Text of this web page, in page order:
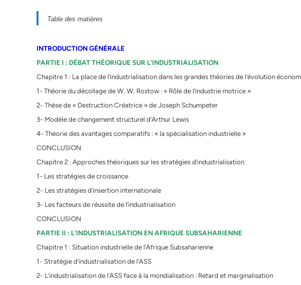
Table des matières
INTRODUCTION GÉNÉRALE
PARTIE I : DÉBAT THÉORIQUE SUR L’INDUSTRIALISATION
Chapitre 1 : La place de l’industrialisation dans les grandes théories de l’évolution
1- Théorie du décollage de W. W. Rostow : « Rôle de l’industrie motrice »
2- Thèse de « Destruction Créatrice » de Joseph Schumpeter
3- Modèle de changement structurel d’Arthur Lewis
4- Théorie des avantages comparatifs : « la spécialisation industrielle »
CONCLUSION
Chapitre 2 : Approches théoriques sur les stratégies d’industrialisation
1- Les stratégies de croissance
2- Les stratégies d’insertion internationale
3- Les facteurs de réussite de l’industrialisation
CONCLUSION
PARTIE II : L’INDUSTRIALISATION EN AFRIQUE SUBSAHARIENNE
Chapitre 1 : Situation industrielle de l’Afrique Subsaharienne
1- Stratégie d’industrialisation de l’ASS
2- L’industrialisation de l’ASS face à la mondialisation : Retard et marginalisation